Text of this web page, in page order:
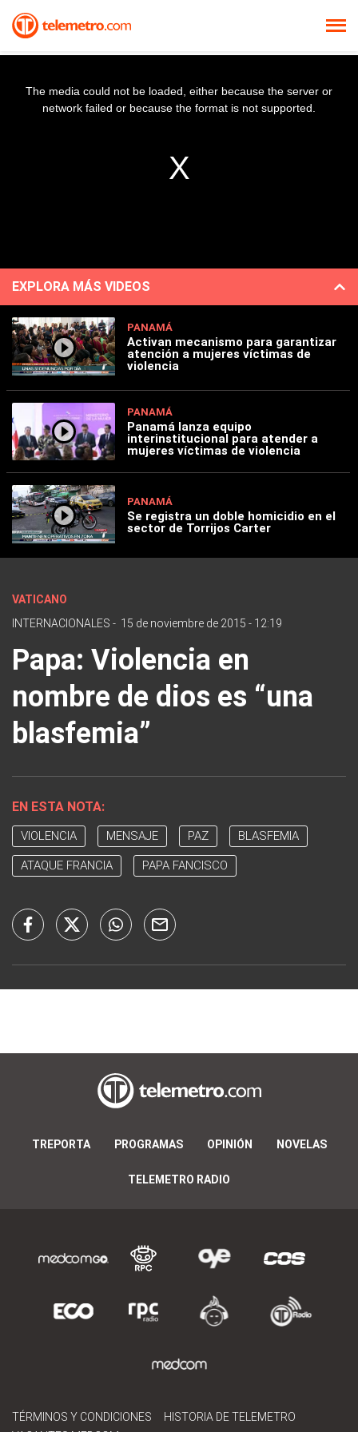
The media could not be loaded, either because the server or
network failed or because the format is not supported.
EXPLORA MÁS VIDEOS
PANAMÁ
Activan mecanismo para garantizar
atención a mujeres víctimas de
violencia
PANAMÁ
Panamá lanza equipo
interinstitucional para atender a
mujeres víctimas de violencia
PANAMÁ
Se registra un doble homicidio en el
sector de Torrijos Carter
VATICANO
INTERNACIONALES - 15 de noviembre de 2015 - 12:19
Papa: Violencia en
nombre de dios es “una
blasfemia”
EN ESTA NOTA:
VIOLENCIA MENSAJE PAZ BLASFEMIA
ATAQUE FRANCIA PAPA FANCISCO
TREPORTA PROGRAMAS OPINIÓN NOVELAS
TELEMETRO RADIO
TÉRMINOS Y CONDICIONES
HISTORIA DE TELEMETRO